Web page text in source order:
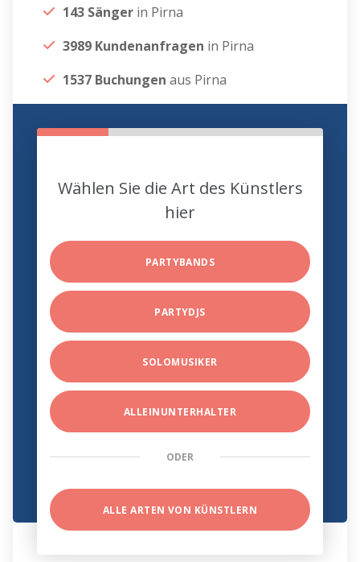
143 Sänger in Pirna
3989 Kundenanfragen in Pirna
1537 Buchungen aus Pirna
Wählen Sie die Art des Künstlers
hier
PARTYBANDS
PARTYDJS
SOLOMUSIKER
ALLEINUNTERHALTER
ODER
ALLE ARTEN VON KÜNSTLERN